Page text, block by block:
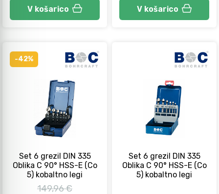
V košarico V košarico
-42%
Set 6 grezil DIN 335
Oblika C 90° HSS-E (Co
5) kobaltno legi
149,96 €
Set 6 grezil DIN 335
Oblika C 90° HSS-E (Co
5) kobaltno legi